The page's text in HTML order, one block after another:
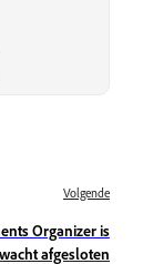
Volgende
Organizer is
afgesloten